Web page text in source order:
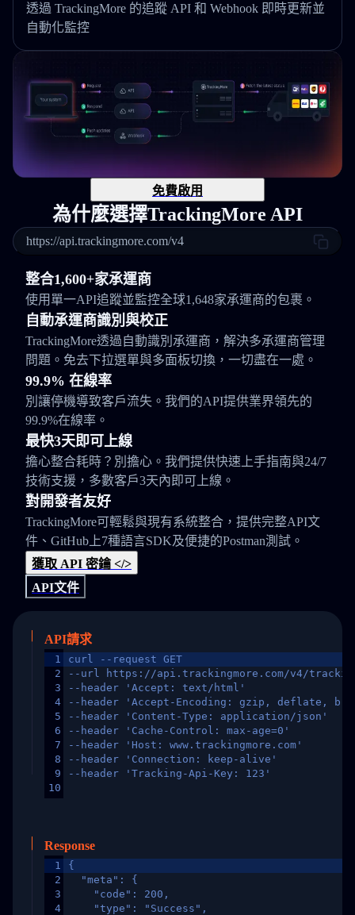
透過 TrackingMore 的追蹤 API 和 Webhook 即時更新並
自動化監控
免費啟用
為什麼選擇TrackingMore API
https://api.trackingmore.com/v4
整合1,600+家承運商
使用單一API追蹤並監控全球1,648家承運商的包裹。
自動承運商識別與校正
TrackingMore透過自動識別承運商，解決多承運商管理
問題。免去下拉選單與多面板切換，一切盡在一處。
99.9% 在線率
別讓停機導致客戶流失。我們的API提供業界領先的
99.9%在線率。
最快3天即可上線
擔心整合耗時？別擔心。我們提供快速上手指南與24/7
技術支援，多數客戶3天內即可上線。
對開發者友好
TrackingMore可輕鬆與現有系統整合，提供完整API文
件、GitHub上7種語言SDK及便捷的Postman測試。
獲取 API 密鑰 </>
API文件
API請求
1
2
3
4
5
6
7
8
9
10
curl --request GET
--url https://api.trackingmore.com/v4/trackings/
--header 'Accept: text/html'
--header 'Accept-Encoding: gzip, deflate,
--header 'Content-Type: application/json'
--header 'Cache-Control: max-age=0'
--header 'Host: www.trackingmore.com'
--header 'Connection: keep-alive'
--header 'Tracking-Api-Key: 123'
Response
1
2
3
4
{
  "meta": {
    "code": 200,
    "type": "Success",